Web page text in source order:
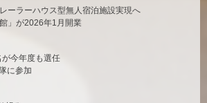
ーラーハウス型無人宿泊施設実現へ
」が2026年1月開業
が今年度も選任
に参加